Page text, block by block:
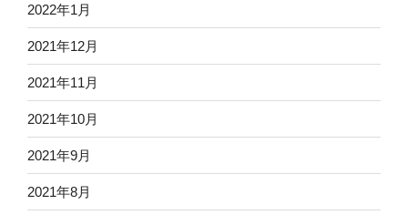
2022年1月
2021年12月
2021年11月
2021年10月
2021年9月
2021年8月